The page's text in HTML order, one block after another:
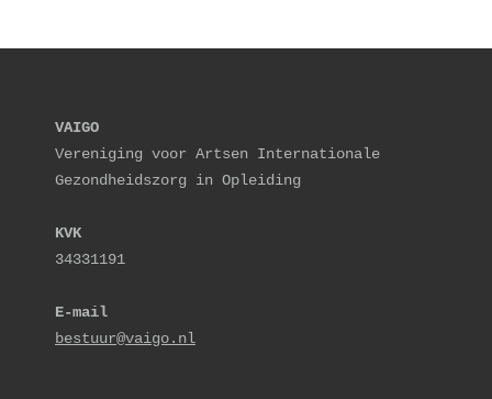
VAIGO
Vereniging voor Artsen Internationale
Gezondheidszorg in Opleiding
KVK
34331191
E-mail
bestuur@vaigo.nl